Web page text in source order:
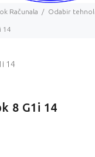
Računala Odabir
14
8 G1i 14